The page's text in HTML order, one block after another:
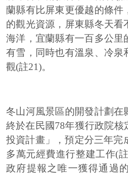
蘭縣有比屏東更優越的條件
的觀光資源，屏東縣冬天看
海洋，宜蘭縣有一百多公里
有雪，同時也有溫泉、冷泉
觀(註21)。
冬山河風景區的開發計劃在
終於在民國78年獲行政院核
投資計畫」，預定分三年完
多萬元經費進行整建工作(
政府提報之唯一獲得通過